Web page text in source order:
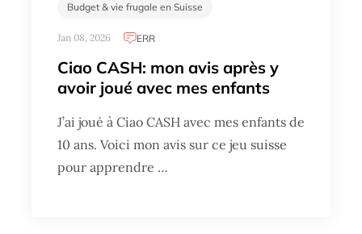
Budget & vie frugale en Suisse
Jan 08, 2026 ERR
Ciao CASH: mon avis après y
avoir joué avec mes enfants
J’ai joué à Ciao CASH avec mes enfants de
10 ans. Voici mon avis sur ce jeu suisse
pour apprendre …